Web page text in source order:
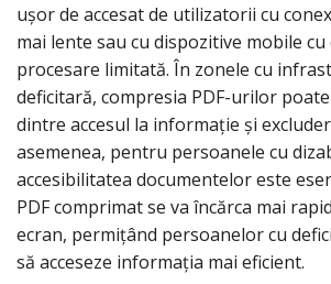
ușor de accesat de utilizatorii cu
mai lente sau cu dispozitive mobile cu
procesare limitată. În zonele cu
deficitară, compresia PDF-urilor
dintre accesul la informație și
asemenea, pentru persoanele cu
accesibilitatea documentelor este
PDF comprimat se va încărca mai
ecran, permițând persoanelor cu
să acceseze informația mai eficient.